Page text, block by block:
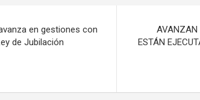
en gestiones con
de Jubilación
AVANZAN
ESTÁN